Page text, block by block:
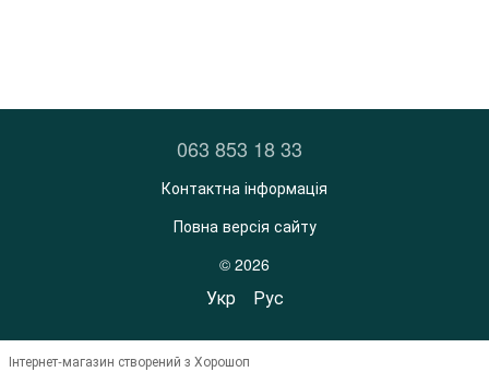
063 853 18 33
Контактна інформація
Повна версія сайту
© 2026
Укр Рус
Інтернет-магазин створений з Хорошоп